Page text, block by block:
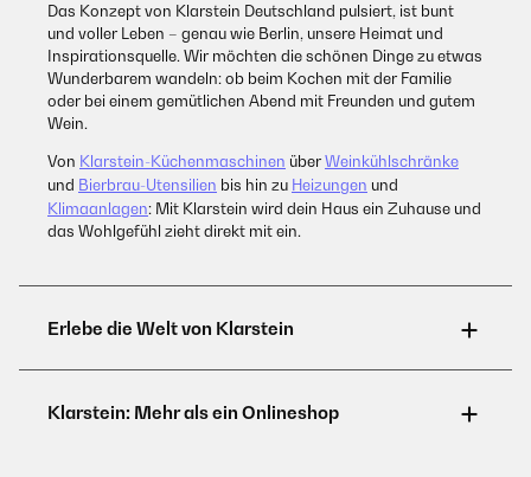
Das Konzept von Klarstein Deutschland pulsiert, ist bunt
und voller Leben – genau wie Berlin, unsere Heimat und
Inspirationsquelle. Wir möchten die schönen Dinge zu etwas
Wunderbarem wandeln: ob beim Kochen mit der Familie
oder bei einem gemütlichen Abend mit Freunden und gutem
Wein.
Von Klarstein-Küchenmaschinen überWeinkühlschränke
und Bierbrau-Utensilien bis hin zu Heizungen und
Klimaanlagen: Mit Klarstein wird dein Haus ein Zuhause und
das Wohlgefühl zieht direkt mit ein.